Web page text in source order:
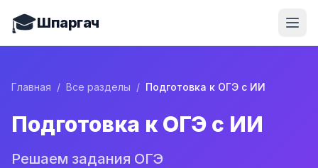
🎓Шпаргач
Главная / Все разделы / Подготовка к ОГЭ с ИИ
Подготовка к ОГЭ с ИИ
Решаем задания ОГЭ